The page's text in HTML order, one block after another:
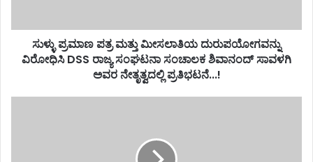
ಸುಳ್ಳು ಪ್ರಮಾಣ ಪತ್ರ ಮತ್ತು ಮೀಸಲಾತಿಯ ದುರುಪಯೋಗವನ್ನು
ವಿರೋಧಿಸಿ DSS ರಾಜ್ಯ ಸಂಘಟನಾ ಸಂಚಾಲಕ ಶಿವಾನಂದ್ ಸಾವಳಗಿ
ಅವರ ನೇತೃತ್ವದಲ್ಲಿ ಪ್ರತಿಭಟನೆ...!